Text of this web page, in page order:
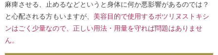
麻痺させる、止めるなどというと身体に何か悪影響があるのでは？
と心配される方もいますが、 美容目的で使用するボツリヌストキシ
ンはごく少量なので、正しい用法・用量を守れば問題はありませ
ん。